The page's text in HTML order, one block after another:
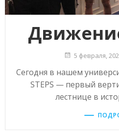
5 февраля,
Сегодня в нашем
STEPS — первый
лестнице в